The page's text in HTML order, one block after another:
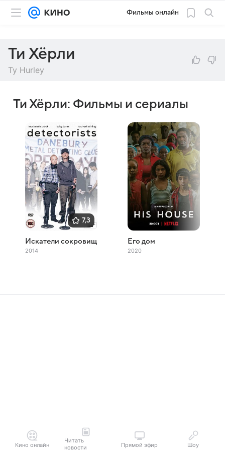
Фильмы онлайн
Ти Хёрли
Ty Hurley
Ти Хёрли: Фильмы и сериалы
7,3
Искатели сокровищ
2014
Его дом
2020
Кино онлайн
Читать
новости
Прямой эфир Шоу